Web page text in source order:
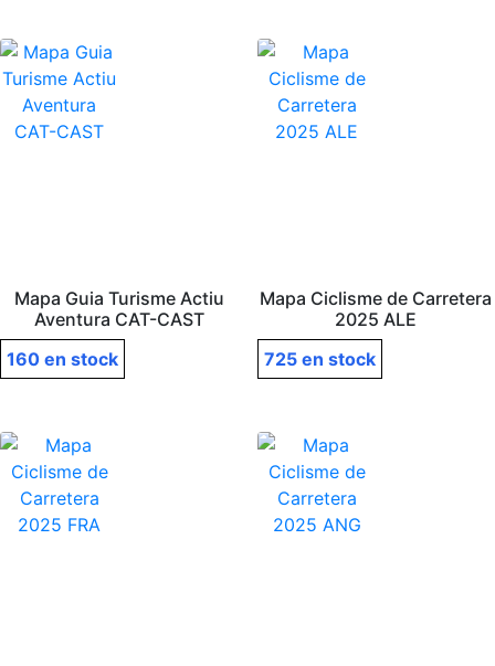
Mapa Guia Turisme Actiu
Aventura CAT-CAST
160 en stock
Mapa Ciclisme de Carretera
2025 ALE
725 en stock